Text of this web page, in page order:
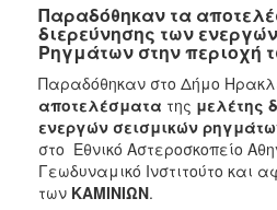
2022
2021
2020
2019
2018
2017
Παραδόθηκαν τα
διερεύνησης των
Ρηγμάτων στην περιοχή
Παραδόθηκαν στο Δήμο
αποτελέσματα της μελέτης
ενεργών σεισμικών
στο Εθνικό Αστεροσκοπείο
Γεωδυναμικό Ινστιτούτο και
των ΚΑΜΙΝΙΩΝ.